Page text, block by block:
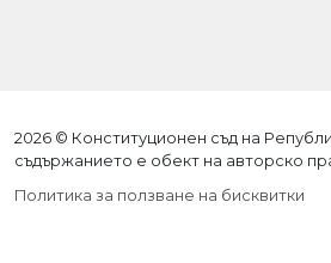
2026 © Конституционен съд на
съдържанието е обект на авторско
Политика за ползване на бисквитки